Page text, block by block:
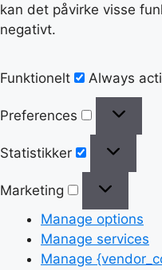
kan det påvirke visse
negativt.
Funktionelt Always
Preferences
Statistikker
Marketing
Manage options
Manage services
Manage